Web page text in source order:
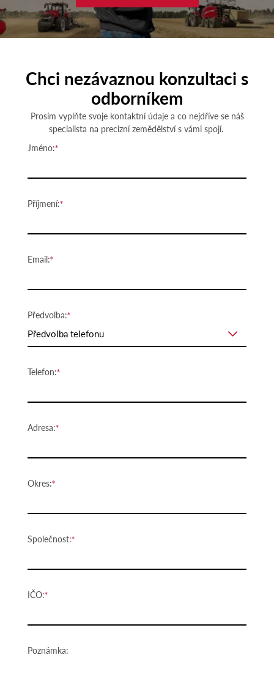
Chci nezávaznou konzultaci s
odborníkem
Prosím vyplňte svoje kontaktní údaje a co nejdříve se náš
specialista na precizní zemědělství s vámi spojí.
Jméno:
Příjmení:
Email:
Předvolba:
Předvolba telefonu
Telefon:
Adresa:
Okres:
Společnost:
IČO:
Poznámka: